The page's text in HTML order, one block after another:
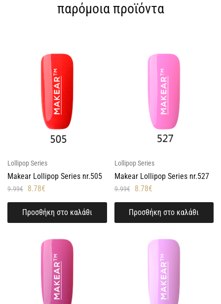
παρόμοια προϊόντα
Lollipop Series
Makear Lollipop Series nr.505
9.99€ 8.78€
Προσθήκη στο καλάθι
Lollipop Series
Makear Lollipop Series nr.527
9.99€ 8.78€
Προσθήκη στο καλάθι